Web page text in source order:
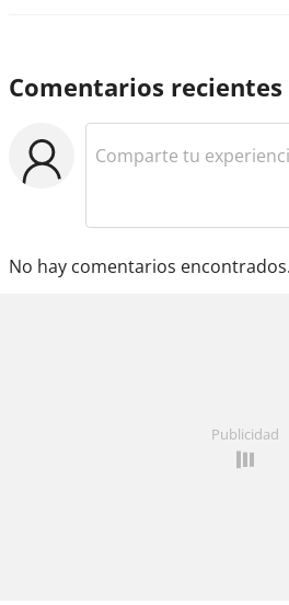
Comentarios recientes
No hay comentarios encontrados.
Publicidad